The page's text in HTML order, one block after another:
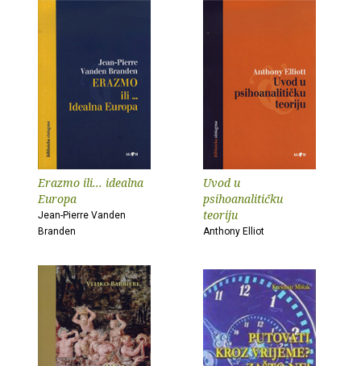
Erazmo ili... idealna
Europa
Jean-Pierre Vanden
Branden
Uvod u
psihoanalitičku
teoriju
Anthony Elliot